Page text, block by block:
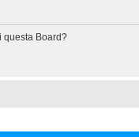
questa Board?